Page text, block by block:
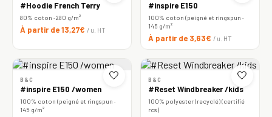
#Hoodie French Terry
80% coton · 280 g/m²
À partir de 13,27€ / u. HT
#inspire E150
100% coton (peigné et ringspun ·
145 g/m²
À partir de 3,63€ / u. HT
🤍
B&C
#inspire E150 /women
100% coton (peigné et ringspun ·
145 g/m²
🤍
B&C
#Reset Windbreaker /kids
100% polyester (recyclé) (certifié
rcs)